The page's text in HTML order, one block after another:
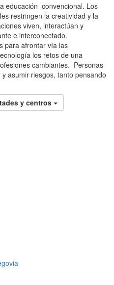
educación convencional. Los
restringen la creatividad y la
viven, interactúan y
e interconectado.
para afrontar vía las
los retos de una
cambiantes. Personas
asumir riesgos, tanto pensando
y centros